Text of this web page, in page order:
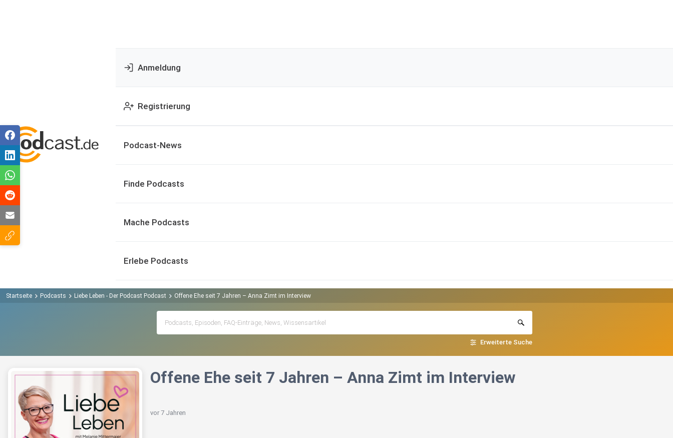
Anmeldung
Registrierung
Podcast-News
Finde Podcasts
Mache Podcasts
Erlebe Podcasts
Startseite Podcasts Liebe Leben - Der Podcast Podcast Offene Ehe seit 7 Jahren – Anna Zimt im Interview
Erweiterte Suche
Offene Ehe seit 7 Jahren – Anna Zimt im Interview
vor 7 Jahren